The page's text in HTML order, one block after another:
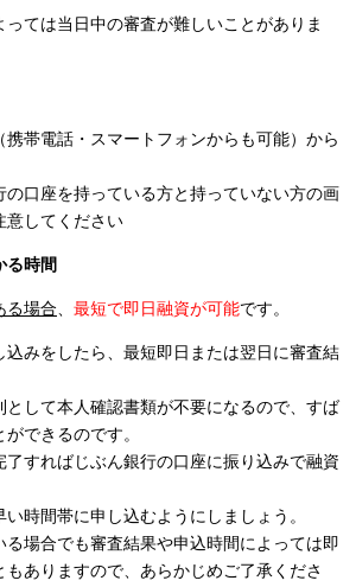
ては当日中の審査が難しいことがありま
帯電話・スマートフォンからも可能）から
の口座を持っている方と持っていない方の画
意してください
る時間
る場合 最短で即日融資が可能です。
込みをしたら、最短即日または翌日に審査結
として本人確認書類が不要になるので、すば
できるのです。
すればじぶん銀行の口座に振り込みで融資
時間帯に申し込むようにしましょう。
る場合でも審査結果や申込時間によっては即
もありますので、あらかじめご了承くださ